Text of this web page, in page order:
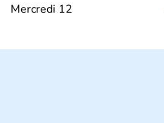
Mercredi 12